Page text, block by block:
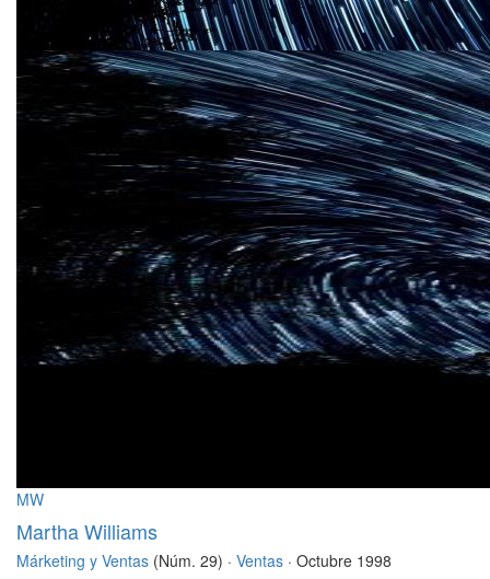
MW
Martha Williams
Márketing y Ventas (Núm. 29) · Ventas · Octubre 1998